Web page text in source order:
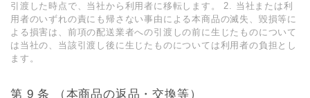
引渡した時点で、当社から利⽤者に移転します。 2. 当社または利
⽤者のいずれの責にも帰さない事由による本商品の滅失、毀損等に
よる損害は、前項の配送業者への引渡しの前に⽣じたものについて
は当社の、当該引渡し後に⽣じたものについては利⽤者の負担とし
ます。
第 9 条 （本商品の返品・交換等）